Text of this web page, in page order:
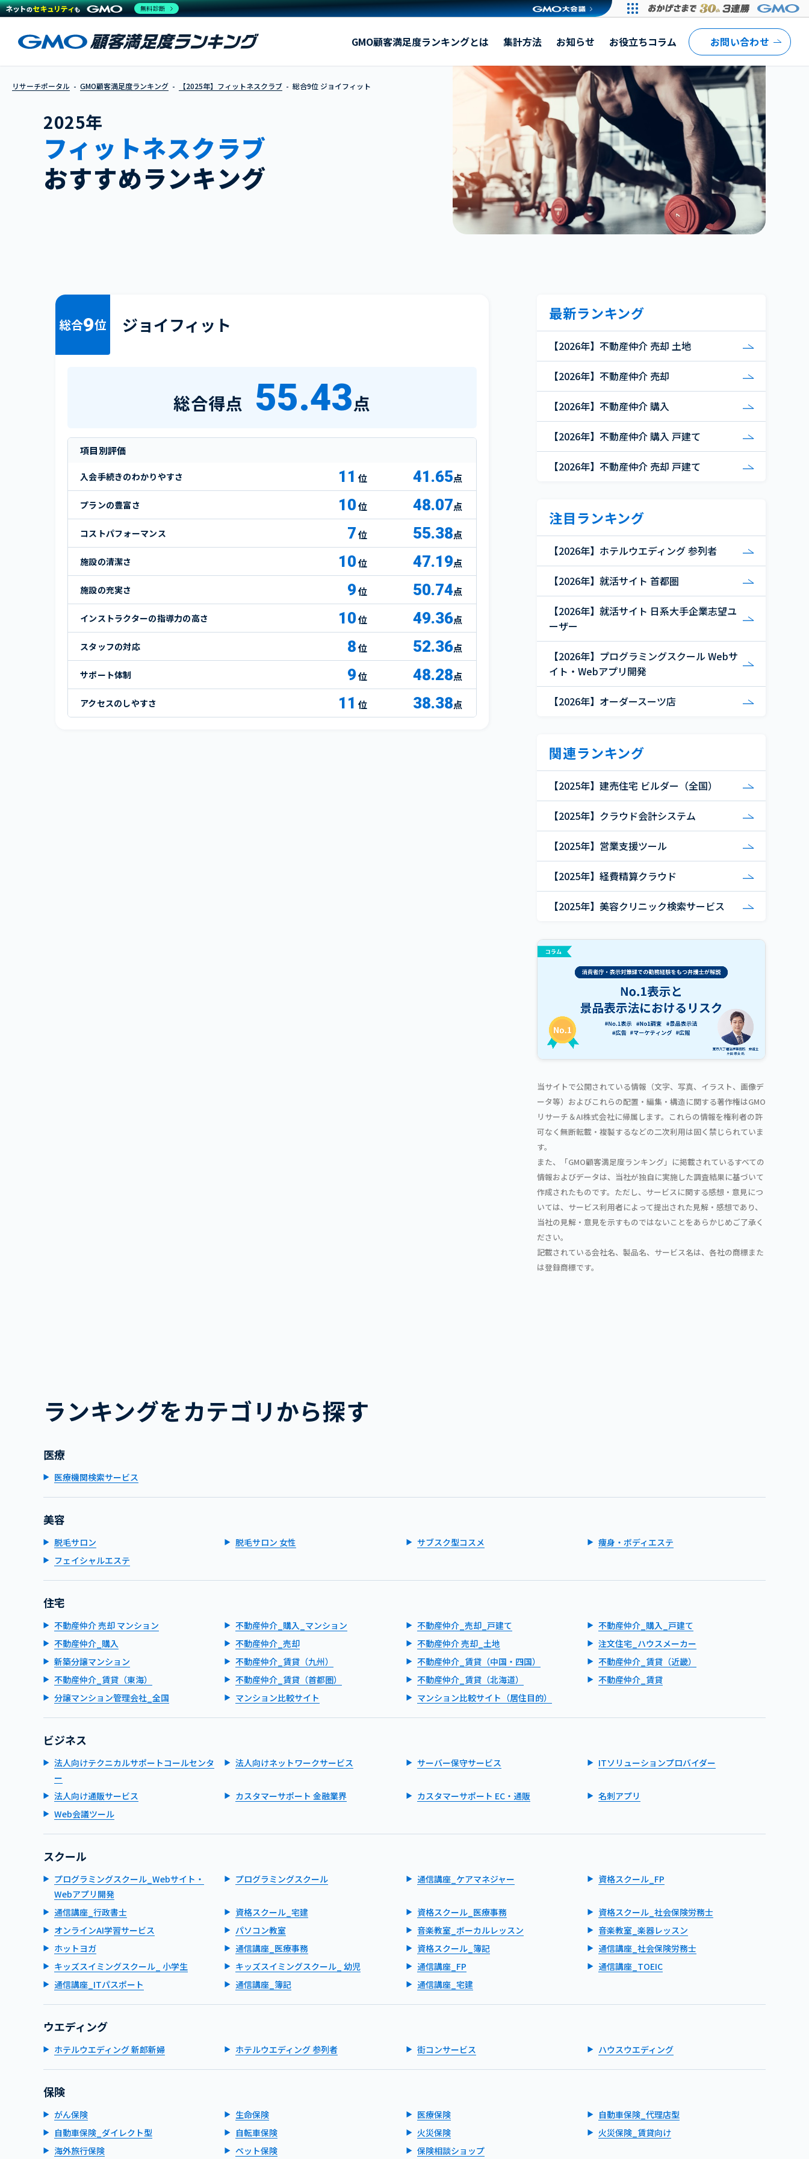
GMO顧客満足度ランキングとは 集計方法 お知らせ お役立ちコラム お問い合わせ
リサーチポータル GMO顧客満足度ランキング 【2025年】フィットネスクラブ 総合9位 ジョイフィット
2025年
フィットネスクラブ
おすすめランキング
総合9位 ジョイフィット
総合得点 55.43点
項目別評価
入会手続きのわかりやすさ 11 41.65点
プランの豊富さ 10 48.07点
コストパフォーマンス 7 55.38点
施設の清潔さ 10 47.19点
施設の充実さ 9 50.74点
インストラクターの指導力の高さ 10 49.36点
スタッフの対応 8 52.36点
サポート体制 9 48.28点
アクセスのしやすさ 11 38.38点
最新ランキング
【2026年】不動産仲介 売却 土地
【2026年】不動産仲介 売却
【2026年】不動産仲介 購入
【2026年】不動産仲介 購入 戸建て
【2026年】不動産仲介 売却 戸建て
注目ランキング
【2026年】ホテルウエディング 参列者
【2026年】就活サイト 首都圏
【2026年】就活サイト 日系大手企業志望ユ
ーザー
【2026年】プログラミングスクール Webサ
イト・Webアプリ開発
【2026年】オーダースーツ店
関連ランキング
【2025年】建売住宅 ビルダー（全国）
【2025年】クラウド会計システム
【2025年】営業支援ツール
【2025年】経費精算クラウド
【2025年】美容クリニック検索サービス
当サイトで公開されている情報（文字、写真、イラスト、画像デ
ータ等）およびこれらの配置・編集・構造に関する著作権はGMO
リサーチ＆AI株式会社に帰属します。これらの情報を権利者の許
可なく無断転載・複製するなどの二次利用は固く禁じられていま
す。
また、「GMO顧客満足度ランキング」に掲載されているすべての
情報およびデータは、当社が独自に実施した調査結果に基づいて
作成されたものです。ただし、サービスに関する感想・意見につ
いては、サービス利用者によって提出された見解・感想であり、
当社の見解・意見を示すものではないことをあらかじめご了承く
ださい。
記載されている会社名、製品名、サービス名は、各社の商標また
は登録商標です。
ランキングをカテゴリから探す
医療
医療機関検索サービス
美容
脱毛サロン 脱毛サロン 女性 サブスク型コスメ
痩身・ボディエステ
フェイシャルエステ
住宅
不動産仲介 売却 マンション 不動産仲介_購入_マンション 不動産仲介_売却_戸建て
不動産仲介_購入_戸建て
不動産仲介_購入
不動産仲介_売却 不動産仲介 売却_土地
注文住宅_ハウスメーカー
新築分譲マンション
不動産仲介_賃貸（九州） 不動産仲介_賃貸（中国・四国）
不動産仲介_賃貸（近畿）
不動産仲介_賃貸（東海）
不動産仲介_賃貸（首都圏） 不動産仲介_賃貸（北海道）
不動産仲介_賃貸
分譲マンション管理会社_全国
マンション比較サイト マンション比較サイト（居住目的）
ビジネス
法人向けテクニカルサポートコールセンタ
ー
法人向けネットワークサービス サーバー保守サービス ITソリューションプロバイダー
法人向け通販サービス カスタマーサポート 金融業界 カスタマーサポート EC・通販
名刺アプリ
Web会議ツール
スクール
プログラミングスクール_Webサイト・
Webアプリ開発
プログラミングスクール 通信講座_ケアマネジャー 資格スクール_FP
通信講座_行政書士 資格スクール_宅建 資格スクール_医療事務
資格スクール_社会保険労務士
オンラインAI学習サービス
パソコン教室 音楽教室_ボーカルレッスン
音楽教室_楽器レッスン
ホットヨガ
通信講座_医療事務 資格スクール_簿記
通信講座_社会保険労務士
キッズスイミングスクール_ 小学生
キッズスイミングスクール_ 幼児 通信講座_FP
通信講座_TOEIC
通信講座_ITパスポート
通信講座_簿記 通信講座_宅建
ウエディング
ホテルウエディング 新郎新婦 ホテルウエディング 参列者 街コンサービス ハウスウエディング
保険
がん保険 生命保険 医療保険
自動車保険_代理店型
自動車保険_ダイレクト型
自転車保険 火災保険
火災保険_賃貸向け
海外旅行保険
ペット保険 保険相談ショップ
無料診断